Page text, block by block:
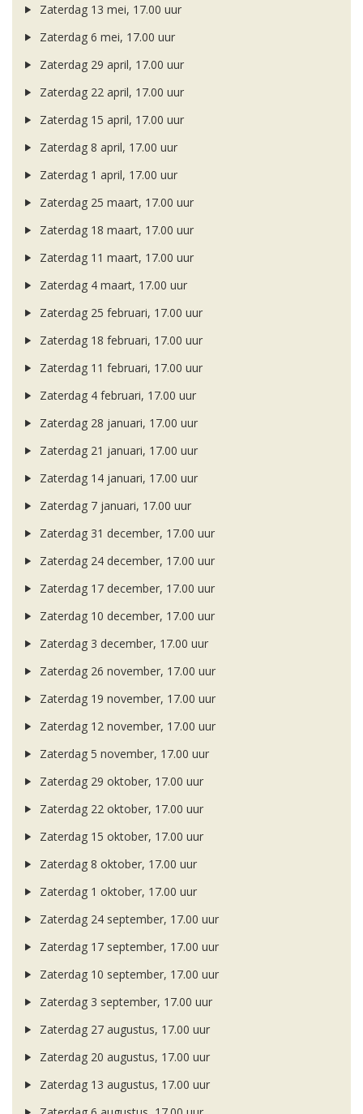
Zaterdag 13 mei, 17.00 uur
Zaterdag 6 mei, 17.00 uur
Zaterdag 29 april, 17.00 uur
Zaterdag 22 april, 17.00 uur
Zaterdag 15 april, 17.00 uur
Zaterdag 8 april, 17.00 uur
Zaterdag 1 april, 17.00 uur
Zaterdag 25 maart, 17.00 uur
Zaterdag 18 maart, 17.00 uur
Zaterdag 11 maart, 17.00 uur
Zaterdag 4 maart, 17.00 uur
Zaterdag 25 februari, 17.00 uur
Zaterdag 18 februari, 17.00 uur
Zaterdag 11 februari, 17.00 uur
Zaterdag 4 februari, 17.00 uur
Zaterdag 28 januari, 17.00 uur
Zaterdag 21 januari, 17.00 uur
Zaterdag 14 januari, 17.00 uur
Zaterdag 7 januari, 17.00 uur
Zaterdag 31 december, 17.00 uur
Zaterdag 24 december, 17.00 uur
Zaterdag 17 december, 17.00 uur
Zaterdag 10 december, 17.00 uur
Zaterdag 3 december, 17.00 uur
Zaterdag 26 november, 17.00 uur
Zaterdag 19 november, 17.00 uur
Zaterdag 12 november, 17.00 uur
Zaterdag 5 november, 17.00 uur
Zaterdag 29 oktober, 17.00 uur
Zaterdag 22 oktober, 17.00 uur
Zaterdag 15 oktober, 17.00 uur
Zaterdag 8 oktober, 17.00 uur
Zaterdag 1 oktober, 17.00 uur
Zaterdag 24 september, 17.00 uur
Zaterdag 17 september, 17.00 uur
Zaterdag 10 september, 17.00 uur
Zaterdag 3 september, 17.00 uur
Zaterdag 27 augustus, 17.00 uur
Zaterdag 20 augustus, 17.00 uur
Zaterdag 13 augustus, 17.00 uur